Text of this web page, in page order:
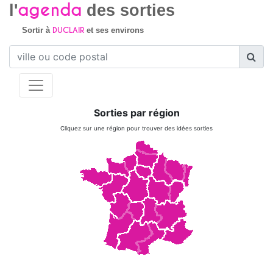
l'agenda des sorties
Sortir à DUCLAIRet ses environs
Sorties par région
Cliquez sur une région pour trouver des idées sorties